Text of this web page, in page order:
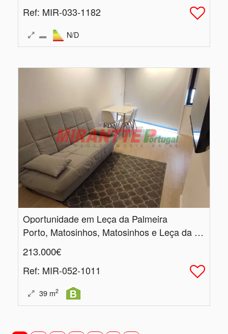
Ref: MIR-033-1182
N/D
Oportunidade em Leça da Palmeira
Porto, Matosinhos, Matosinhos e Leça da Palmeira
213.000€
Ref: MIR-052-1011
39 m2